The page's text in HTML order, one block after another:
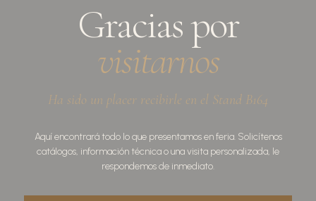
Gracias por
visitarnos
Ha sido un placer recibirle en el Stand B164
Aquí encontrará todo lo que presentamos en feria. Solicítenos
catálogos, información técnica o una visita personalizada, le
respondemos de inmediato.